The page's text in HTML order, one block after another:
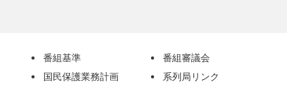
番組基準
番組審議会
国民保護業務計画
系列局リンク